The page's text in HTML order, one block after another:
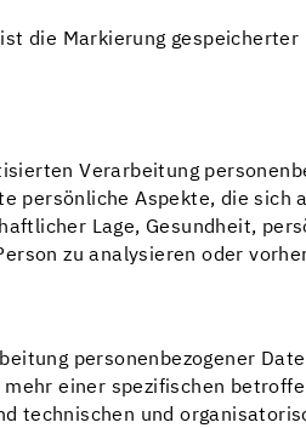
die Markierung
Verarbeitung
persönliche Aspekte, die sich
Lage, Gesundheit,
zu analysieren oder
personenbezogener
einer spezifischen
technischen und